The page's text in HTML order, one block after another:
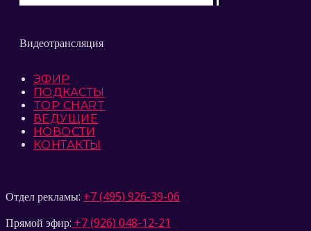
Видеотрансляция
ЭФИР
ПОДКАСТЫ
TOP CHART
ВЕДУЩИЕ
НОВОСТИ
КОНТАКТЫ
Отдел рекламы: +7 (495) 926-39-06
Прямой эфир: +7 (926) 048-12-21